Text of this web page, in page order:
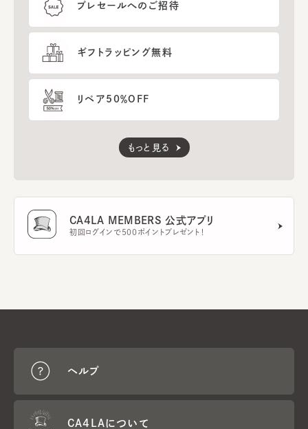
プレセールへのご招待
ギフトラッピング無料
リペア50％OFF
もっと見る
CA4LA MEMBERS 公式アプリ
初回ログインで500ポイントプレゼント！
ヘルプ
CA4LAについて